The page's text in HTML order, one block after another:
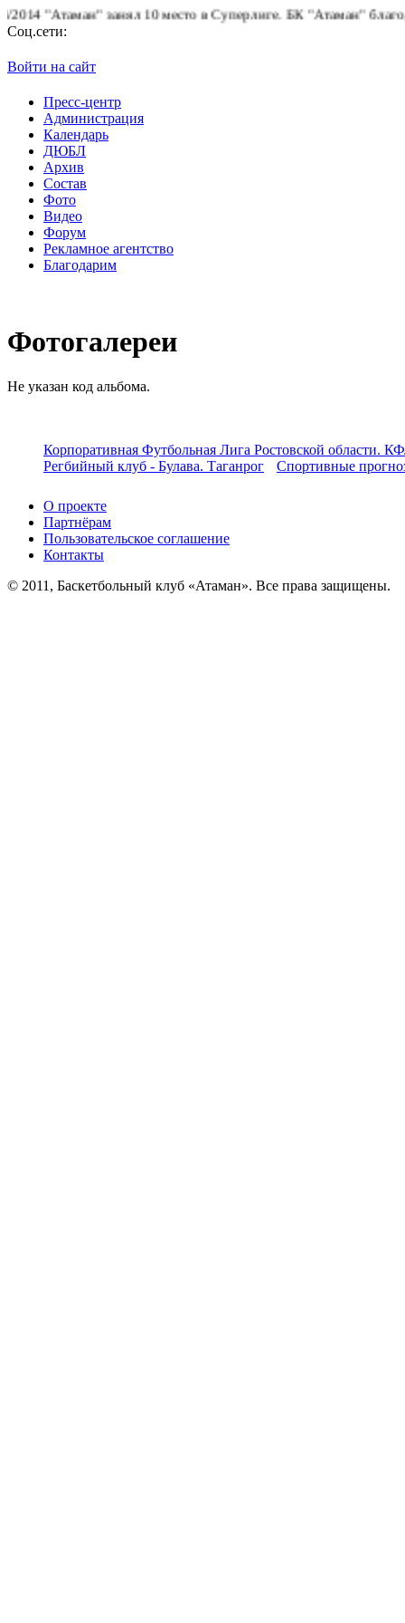
"Атаман" занял 10 место в Суперлиге.БК "Атаман"
Соц.сети:
Войти на сайт
Пресс-центр
Администрация
Календарь
ДЮБЛ
Архив
Состав
Фото
Видео
Форум
Рекламное агентство
Благодарим
Фотогалереи
Не указан код альбома.
Корпоративная Футбольная Лига Ростовской области.
Регбийный клуб - Булава. Таганрог
Спортивные
О проекте
Партнёрам
Пользовательское соглашение
Контакты
© 2011, Баскетбольный клуб «Атаман». Все права защищены.